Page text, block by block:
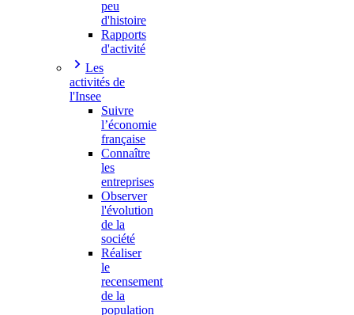
peu
d'histoire
Rapports
d'activité
Les
activités de
l'Insee
Suivre
l’économie
française
Connaître
les
entreprises
Observer
l'évolution
de la
société
Réaliser
le
recensement
de la
population